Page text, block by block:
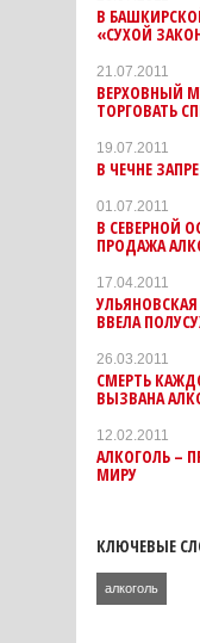
В
«СУХОЙ
21.07.2011
ВЕРХОВНЫЙ
ТОРГОВАТЬ
19.07.2011
В ЧЕЧНЕ
01.07.2011
В СЕВЕРНОЙ
ПРОДАЖА
17.04.2011
ВВЕЛА
26.03.2011
СМЕРТЬ
ВЫЗВАНА
12.02.2011
АЛКОГОЛЬ –
МИРУ
КЛЮЧЕВЫЕ
алкоголь